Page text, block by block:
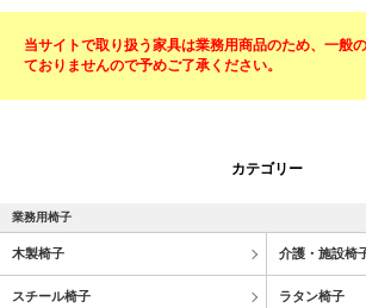
当サイトで取り扱う家具は業務用商品のため、一般
ておりませんので予めご了承ください。
カテゴリー
業務用椅子
木製椅子 介護・施設椅
スチール椅子 ラタン椅子